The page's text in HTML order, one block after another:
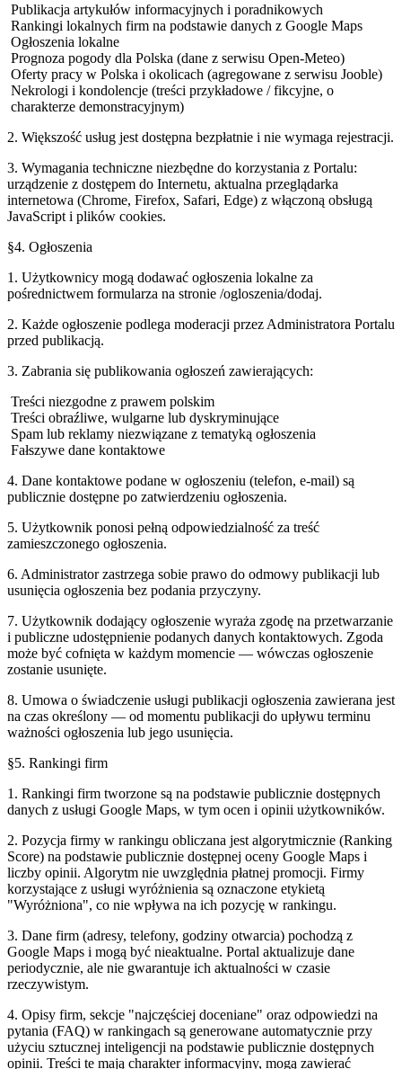
Publikacja artykułów informacyjnych i poradnikowych
Rankingi lokalnych firm na podstawie danych z Google Maps
Ogłoszenia lokalne
Prognoza pogody dla Polska (dane z serwisu Open-Meteo)
Oferty pracy w Polska i okolicach (agregowane z serwisu Jooble)
Nekrologi i kondolencje (treści przykładowe / fikcyjne, o
charakterze demonstracyjnym)
2. Większość usług jest dostępna bezpłatnie i nie wymaga rejestracji.
3. Wymagania techniczne niezbędne do korzystania z Portalu:
urządzenie z dostępem do Internetu, aktualna przeglądarka
internetowa (Chrome, Firefox, Safari, Edge) z włączoną obsługą
JavaScript i plików cookies.
§4. Ogłoszenia
1. Użytkownicy mogą dodawać ogłoszenia lokalne za
pośrednictwem formularza na stronie /ogloszenia/dodaj.
2. Każde ogłoszenie podlega moderacji przez Administratora Portalu
przed publikacją.
3. Zabrania się publikowania ogłoszeń zawierających:
Treści niezgodne z prawem polskim
Treści obraźliwe, wulgarne lub dyskryminujące
Spam lub reklamy niezwiązane z tematyką ogłoszenia
Fałszywe dane kontaktowe
4. Dane kontaktowe podane w ogłoszeniu (telefon, e-mail) są
publicznie dostępne po zatwierdzeniu ogłoszenia.
5. Użytkownik ponosi pełną odpowiedzialność za treść
zamieszczonego ogłoszenia.
6. Administrator zastrzega sobie prawo do odmowy publikacji lub
usunięcia ogłoszenia bez podania przyczyny.
7. Użytkownik dodający ogłoszenie wyraża zgodę na przetwarzanie
i publiczne udostępnienie podanych danych kontaktowych. Zgoda
może być cofnięta w każdym momencie — wówczas ogłoszenie
zostanie usunięte.
8. Umowa o świadczenie usługi publikacji ogłoszenia zawierana jest
na czas określony — od momentu publikacji do upływu terminu
ważności ogłoszenia lub jego usunięcia.
§5. Rankingi firm
1. Rankingi firm tworzone są na podstawie publicznie dostępnych
danych z usługi Google Maps, w tym ocen i opinii użytkowników.
2. Pozycja firmy w rankingu obliczana jest algorytmicznie (Ranking
Score) na podstawie publicznie dostępnej oceny Google Maps i
liczby opinii. Algorytm nie uwzględnia płatnej promocji. Firmy
korzystające z usługi wyróżnienia są oznaczone etykietą
"Wyróżniona", co nie wpływa na ich pozycję w rankingu.
3. Dane firm (adresy, telefony, godziny otwarcia) pochodzą z
Google Maps i mogą być nieaktualne. Portal aktualizuje dane
periodycznie, ale nie gwarantuje ich aktualności w czasie
rzeczywistym.
4. Opisy firm, sekcje "najczęściej doceniane" oraz odpowiedzi na
pytania (FAQ) w rankingach są generowane automatycznie przy
użyciu sztucznej inteligencji na podstawie publicznie dostępnych
opinii. Treści te mają charakter informacyjny, mogą zawierać